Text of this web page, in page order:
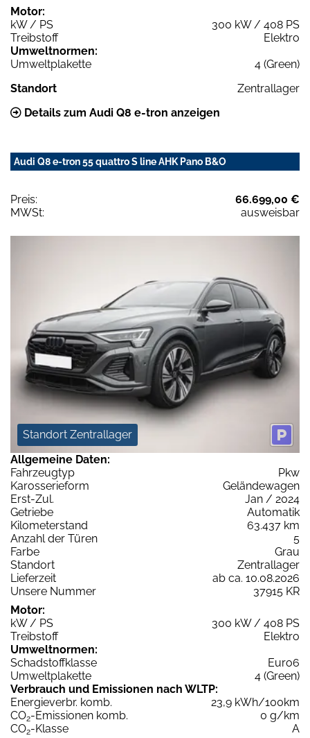
Motor:
kW / PS
300 kW / 408 PS
Treibstoff
Elektro
Umweltnormen:
Umweltplakette
4 (Green)
Standort
Zentrallager
Details zum Audi Q8 e-tron anzeigen
Audi Q8 e-tron 55 quattro S line AHK Pano B&O
Preis:
66.699,00 €
MWSt:
ausweisbar
Standort Zentrallager
Allgemeine Daten:
Fahrzeugtyp
Pkw
Karosserieform
Geländewagen
Erst-Zul.
Jan / 2024
Getriebe
Automatik
Kilometerstand
63.437 km
Anzahl der Türen
5
Farbe
Grau
Standort
Zentrallager
Lieferzeit
ab ca. 10.08.2026
Unsere Nummer
37915 KR
Motor:
kW / PS
300 kW / 408 PS
Treibstoff
Elektro
Umweltnormen:
Schadstoffklasse
Euro6
Umweltplakette
4 (Green)
Verbrauch und Emissionen nach WLTP:
Energieverbr. komb.
23,9 kWh/100km
CO2-Emissionen komb.
0 g/km
CO2-Klasse
A